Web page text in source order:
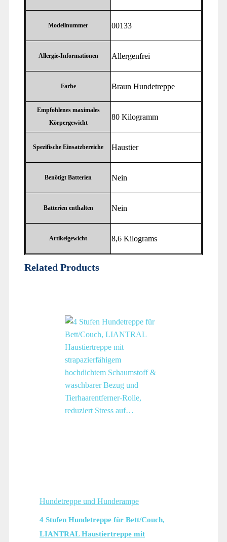
Modellnummer ‎00133
Allergie-Informationen ‎Allergenfrei
Farbe ‎Braun Hundetreppe
Empfohlenes maximales
Körpergewicht
‎80 Kilogramm
Spezifische Einsatzbereiche ‎Haustier
Benötigt Batterien ‎Nein
Batterien enthalten ‎Nein
Artikelgewicht ‎8,6 Kilograms
Related Products
Hundetreppe und Hunderampe
4 Stufen Hundetreppe für Bett/Couch,
LIANTRAL Haustiertreppe mit